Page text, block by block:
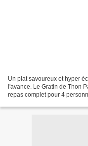
Un plat savoureux et hyper
l'avance. Le Gratin de Thon
repas complet pour 4